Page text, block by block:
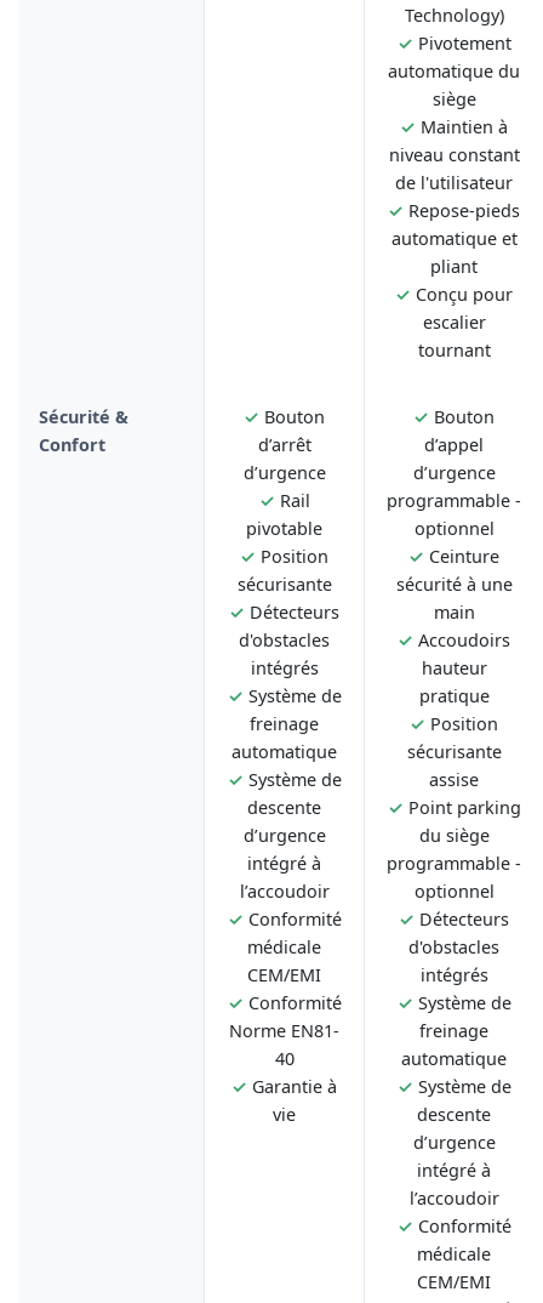
Technology)
✓ Pivotement
automatique du
siège
✓ Maintien à
niveau constant
de l'utilisateur
✓ Repose-pieds
automatique et
pliant
✓ Conçu pour
escalier
tournant
Sécurité &
Confort
✓ Bouton
d’arrêt
d’urgence
✓ Rail
pivotable
✓ Position
sécurisante
✓ Détecteurs
d'obstacles
intégrés
✓ Système de
freinage
automatique
✓ Système de
descente
d’urgence
intégré à
l’accoudoir
✓ Conformité
médicale
CEM/EMI
✓ Conformité
Norme EN81-
40
✓ Garantie à
vie
✓ Bouton
d’appel
d’urgence
programmable -
optionnel
✓ Ceinture
sécurité à une
main
✓ Accoudoirs
hauteur
pratique
✓ Position
sécurisante
assise
✓ Point parking
du siège
programmable -
optionnel
✓ Détecteurs
d'obstacles
intégrés
✓ Système de
freinage
automatique
✓ Système de
descente
d’urgence
intégré à
l’accoudoir
✓ Conformité
médicale
CEM/EMI